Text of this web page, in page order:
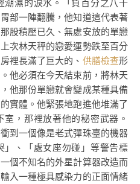
濕的淚水。「負百分之八十
部一陣翻騰，他知道這代表著
股積壓已久、無處安放的單戀
次林天秤的戀愛運勢跌至百分
裡長滿了巨大的、 供膳檢查形
他必須在今天結束前，將林天
他那份單戀就會變成某種具備
實體。他緊張地跑進他堆滿了
，那裡放著他的秘密武器。
到一個像是老式彈珠臺的機器
、「處女座勿碰」等警告標
個不知名的外星計算器改造而
入一種極具感染力的正面情緒